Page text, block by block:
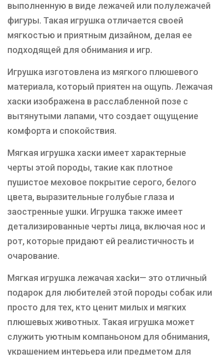
выполненную в виде лежачей или полулежачей
фигуры. Такая игрушка отличается своей
мягкостью и приятным дизайном, делая ее
подходящей для обнимания и игр.
Игрушка изготовлена из мягкого плюшевого
материала, который приятен на ощупь. Лежачая
хаски изображена в расслабленной позе с
вытянутыми лапами, что создает ощущение
комфорта и спокойствия.
Мягкая игрушка хаски имеет характерные
черты этой породы, такие как плотное
пушистое меховое покрытие серого, белого
цвета, выразительные голубые глаза и
заостренные ушки. Игрушка также имеет
детализированные черты лица, включая нос и
рот, которые придают ей реалистичность и
очарование.
Мягкая игрушка лежачая хасkи— это отличный
подарок для любителей этой породы собак или
просто для тех, кто ценит милых и мягких
плюшевых животных. Такая игрушка может
служить уютным компаньоном для обнимания,
украшением интерьера или предметом для